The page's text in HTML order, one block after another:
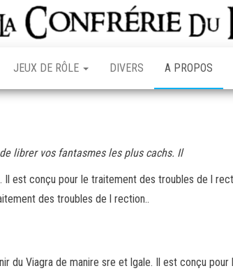
JEUX DE RÔLE DIVERS A PROPOS
de librer vos fantasmes les plus cachs. Il
est conçu pour le traitement des troubles de l
des troubles de l rection..
du Viagra de manire sre et lgale. Il est conçu